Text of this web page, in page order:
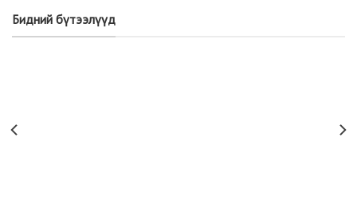
Бидний бүтээлүүд